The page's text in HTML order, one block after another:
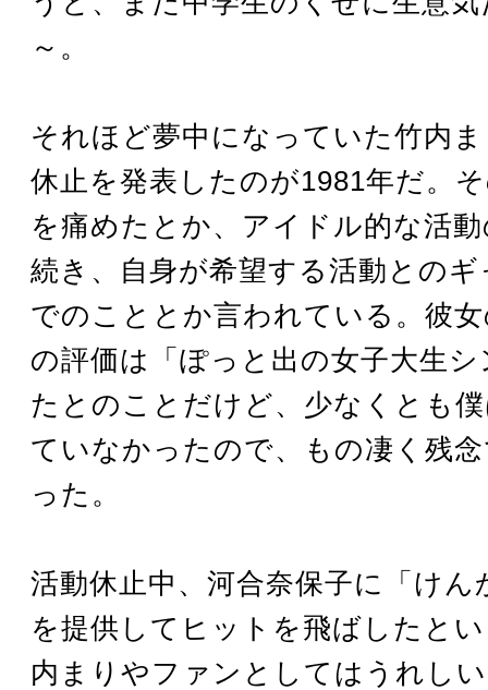
～。
それほど夢中になっていた竹内
休止を発表したのが1981年だ。
を痛めたとか、アイドル的な活
続き、自身が希望する活動との
でのこととか言われている。彼
の評価は「ぽっと出の女子大生
たとのことだけど、少なくとも
ていなかったので、もの凄く残
った。
活動休止中、河合奈保子に「けん
を提供してヒットを飛ばしたと
内まりやファンとしてはうれし